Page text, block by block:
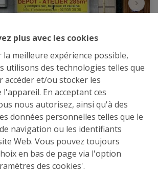
plus avec les cookies
meilleure expérience possible,
utilisons des technologies telles que
accéder et/ou stocker les
En acceptant ces
nous autorisez, ainsi qu'à des
données personnelles telles que le
navigation ou les identifiants
Web. Vous pouvez toujours
en bas de page via l'option
des cookies'.
161 REZ, 1030 Schaarbeek |